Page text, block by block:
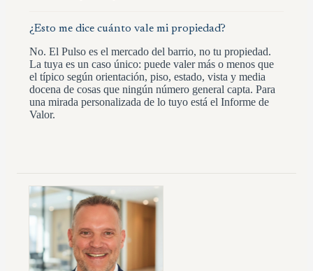
¿Esto me dice cuánto vale mi propiedad?
No. El Pulso es el mercado del barrio, no tu propiedad.
La tuya es un caso único: puede valer más o menos que
el típico según orientación, piso, estado, vista y media
docena de cosas que ningún número general capta. Para
una mirada personalizada de lo tuyo está el Informe de
Valor.